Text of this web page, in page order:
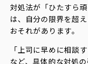
対処法が「ひたすら
は、自分の限界を超
おそれがあります。
「上司に早めに相談
など、具体的な対処